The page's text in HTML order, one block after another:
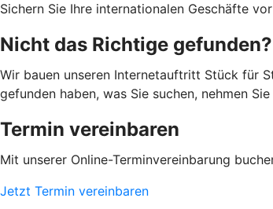
Sichern Sie Ihre internationalen Geschäfte
Nicht das Richtige gefunden?
Wir bauen unseren Internetauftritt Stück für
gefunden haben, was Sie suchen, nehmen
Termin vereinbaren
Mit unserer Online-Terminvereinbarung
Jetzt Termin vereinbaren